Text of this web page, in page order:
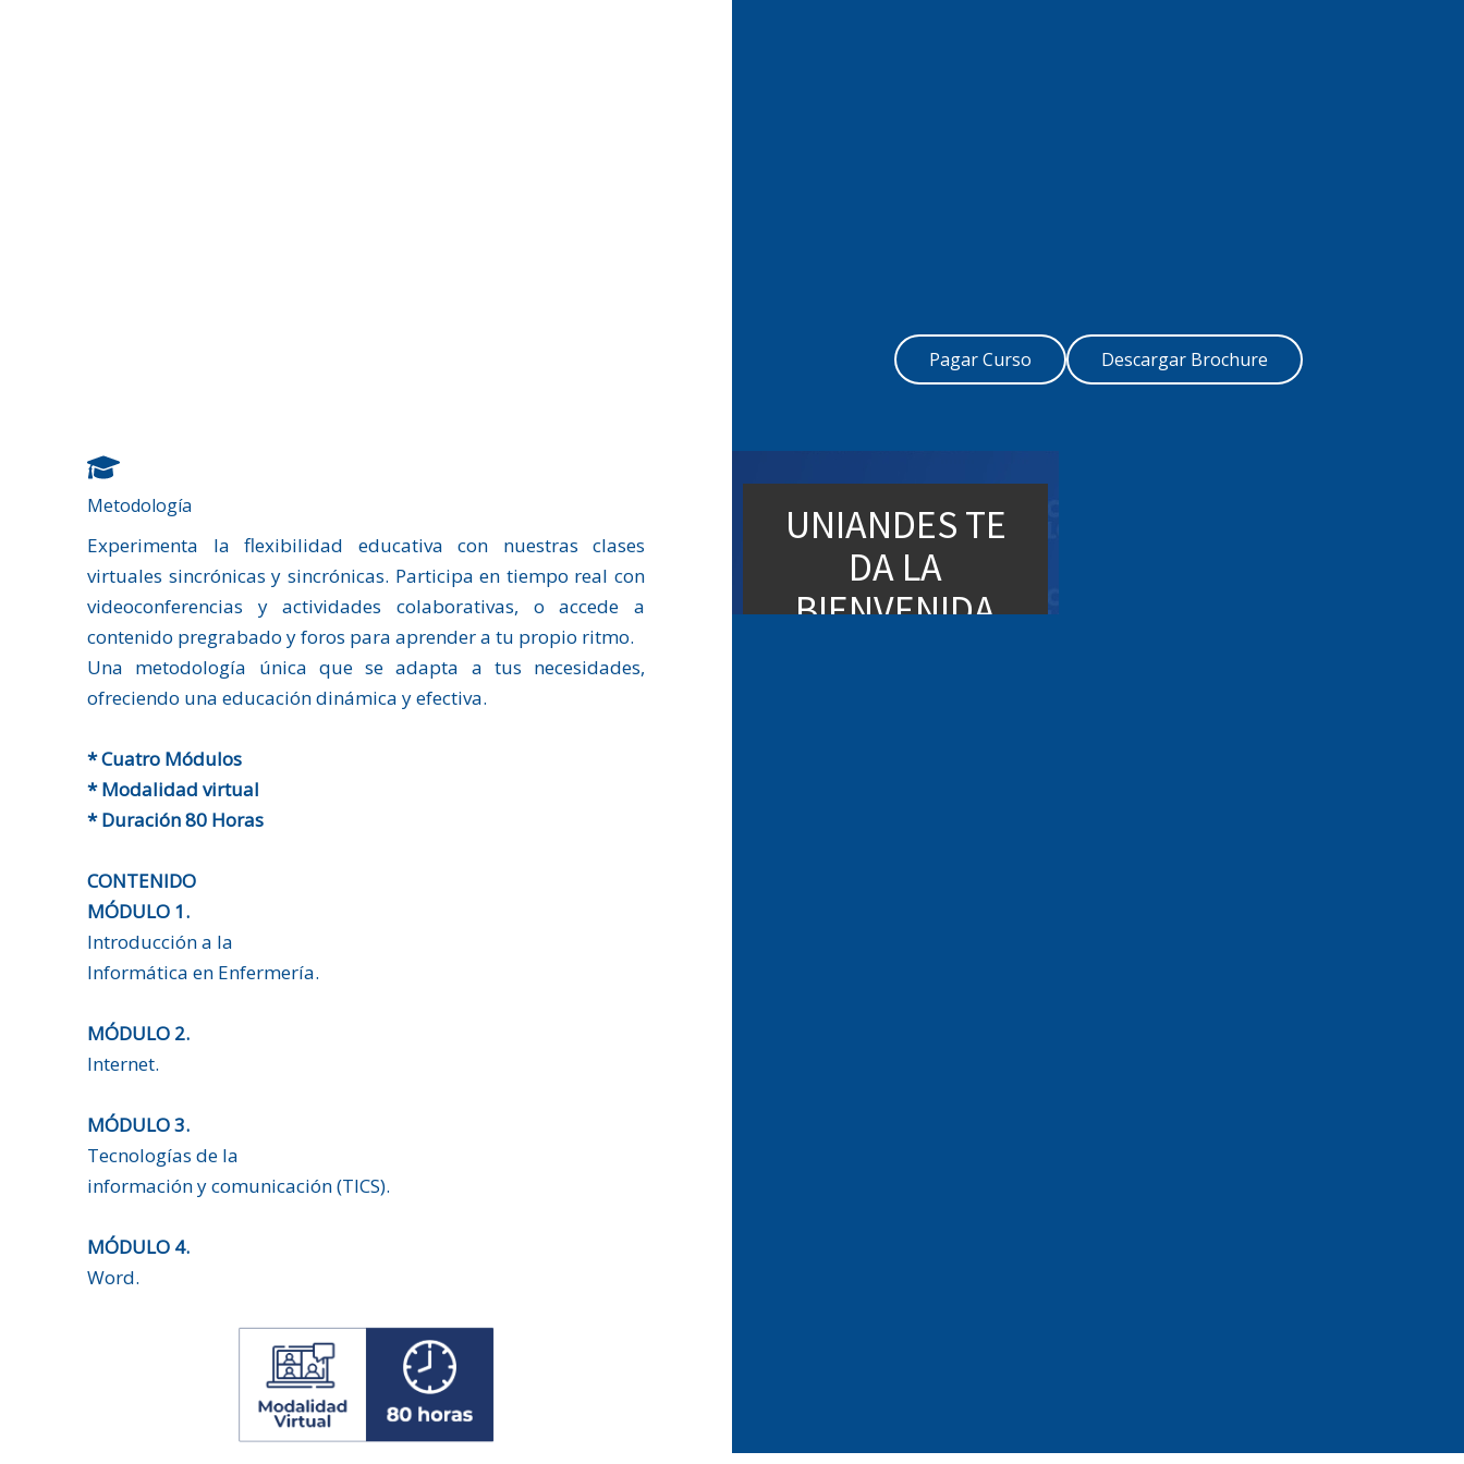
Pagar Curso Descargar Brochure
Metodología
Experimenta la flexibilidad educativa con nuestras clases
virtuales sincrónicas y sincrónicas. Participa en tiempo real con
videoconferencias y actividades colaborativas, o accede a
contenido pregrabado y foros para aprender a tu propio ritmo.
Una metodología única que se adapta a tus necesidades,
ofreciendo una educación dinámica y efectiva.
* Cuatro Módulos
* Modalidad virtual
* Duración 80 Horas
CONTENIDO
MÓDULO 1.
Introducción a la
Informática en Enfermería.
MÓDULO 2.
Internet.
MÓDULO 3.
Tecnologías de la
información y comunicación (TICS).
MÓDULO 4.
Word.